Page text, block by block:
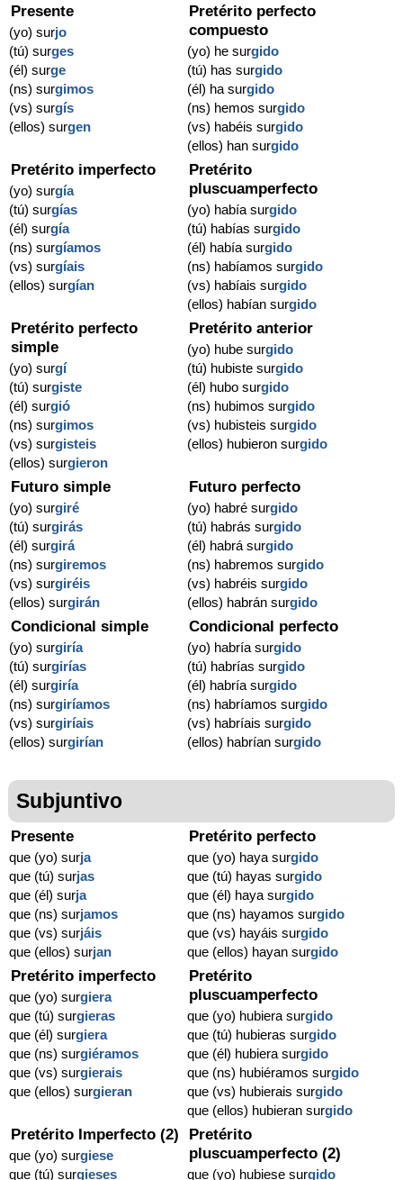
Presente
(yo) surjo
(tú) surges
(él) surge
(ns) surgimos
(vs) surgís
(ellos) surgen
Pretérito perfecto
compuesto
(yo) he surgido
(tú) has surgido
(él) ha surgido
(ns) hemos surgido
(vs) habéis surgido
(ellos) han surgido
Pretérito imperfecto
(yo) surgía
(tú) surgías
(él) surgía
(ns) surgíamos
(vs) surgíais
(ellos) surgían
Pretérito
pluscuamperfecto
(yo) había surgido
(tú) habías surgido
(él) había surgido
(ns) habíamos surgido
(vs) habíais surgido
(ellos) habían surgido
Pretérito perfecto
simple
(yo) surgí
(tú) surgiste
(él) surgió
(ns) surgimos
(vs) surgisteis
(ellos) surgieron
Pretérito anterior
(yo) hube surgido
(tú) hubiste surgido
(él) hubo surgido
(ns) hubimos surgido
(vs) hubisteis surgido
(ellos) hubieron surgido
Futuro simple
(yo) surgiré
(tú) surgirás
(él) surgirá
(ns) surgiremos
(vs) surgiréis
(ellos) surgirán
Futuro perfecto
(yo) habré surgido
(tú) habrás surgido
(él) habrá surgido
(ns) habremos surgido
(vs) habréis surgido
(ellos) habrán surgido
Condicional simple
(yo) surgiría
(tú) surgirías
(él) surgiría
(ns) surgiríamos
(vs) surgiríais
(ellos) surgirían
Condicional perfecto
(yo) habría surgido
(tú) habrías surgido
(él) habría surgido
(ns) habríamos surgido
(vs) habríais surgido
(ellos) habrían surgido
Subjuntivo
Presente
que (yo) surja
que (tú) surjas
que (él) surja
que (ns) surjamos
que (vs) surjáis
que (ellos) surjan
Pretérito perfecto
que (yo) haya surgido
que (tú) hayas surgido
que (él) haya surgido
que (ns) hayamos surgido
que (vs) hayáis surgido
que (ellos) hayan surgido
Pretérito imperfecto
que (yo) surgiera
que (tú) surgieras
que (él) surgiera
que (ns) surgiéramos
que (vs) surgierais
que (ellos) surgieran
Pretérito
pluscuamperfecto
que (yo) hubiera surgido
que (tú) hubieras surgido
que (él) hubiera surgido
que (ns) hubiéramos surgido
que (vs) hubierais surgido
que (ellos) hubieran surgido
Pretérito Imperfecto (2)
que (yo) surgiese
que (tú) surgieses
Pretérito
pluscuamperfecto (2)
que (yo) hubiese surgido